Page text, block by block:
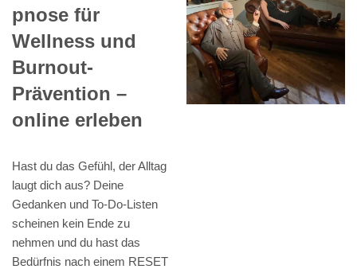
pnose für
Wellness und
Burnout-
Prävention –
online erleben
Hast du das Gefühl, der Alltag
laugt dich aus? Deine
Gedanken und To-Do-Listen
scheinen kein Ende zu
nehmen und du hast das
Bedürfnis nach einem RESET